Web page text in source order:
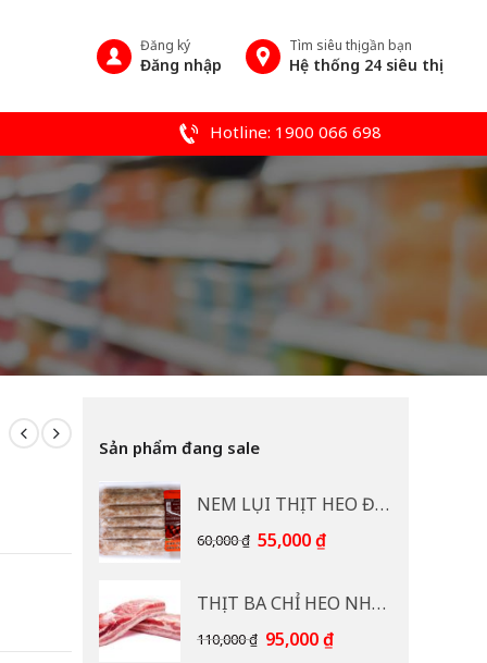
Đăng ký
Đăng nhập
Tìm siêu thị gần bạn
Hệ thống 24 siêu thị
Hotline: 1900 066 698
Sản phẩm đang sale
NEM LỤI THỊT HEO ĐB CP 400G
60,000₫ Giá
60,000 ₫.
55,000₫Giá
là:
55,000 ₫.
THỊT BA CHỈ HEO NHẠP KHẨU
110,000₫ Giá
95,000₫Giá